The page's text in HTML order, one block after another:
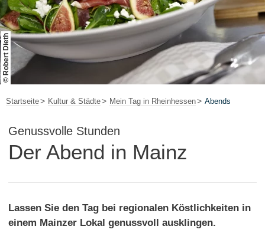
Buchung & Service
ShopRheinhessen-Blog Karte
© Robert Dieth
Startseite Kultur & Städte Mein Tag in Rheinhessen Abends
Genussvolle Stunden
Der Abend in Mainz
Lassen Sie den Tag bei regionalen Köstlichkeiten in
einem Mainzer Lokal genussvoll ausklingen.